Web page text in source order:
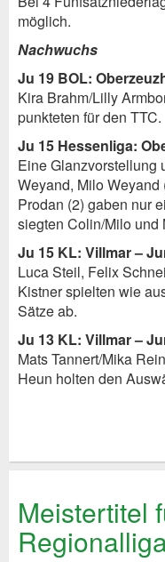
möglich.
Nachwuchs
Ju 19 BOL:
Kira Brahm/Lilly
punkteten für den TTC.
Ju 15 Hessenliga:
Eine Glanzvorstellung
Weyand, Milo Weyand
Prodan (2) gaben nur
siegten Colin/Milo und
Ju 15 KL: Villmar –
Luca Steil, Felix
Kistner spielten wie
Sätze ab.
Ju 13 KL: Villmar –
Mats Tannert/Mika
Heun holten den
Meistertitel